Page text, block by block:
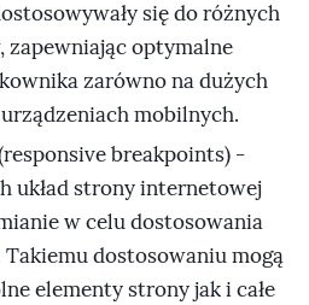
się do różnych
zapewniając optymalne
zarówno na dużych
mobilnych.
breakpoints) -
układ strony internetowej
w celu dostosowania
dostosowaniu mogą
elementy strony jak i całe